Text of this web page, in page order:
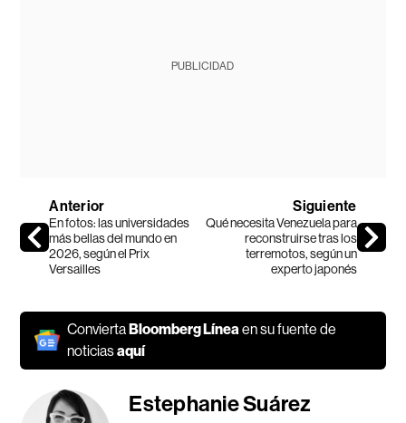
PUBLICIDAD
Anterior
En fotos: las universidades
más bellas del mundo en
2026, según el Prix
Versailles
Siguiente
Qué necesita Venezuela para
reconstruirse tras los
terremotos, según un
experto japonés
ConviertaBloomberg Línea en su fuente de
noticiasaquí
Estephanie Suárez